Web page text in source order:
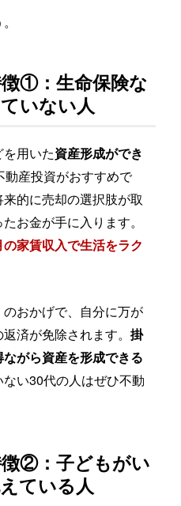
①：生命保険な
いない人
用いた資産形成ができ
動産投資がおすすめで
的に売却の選択肢が取
お金が手に入ります。
家賃収入で生活をラク
おかげで、自分に万が
済が免除されます。掛
がら資産を形成できる
い30代の人はぜひ不動
②：子どもがい
ている人